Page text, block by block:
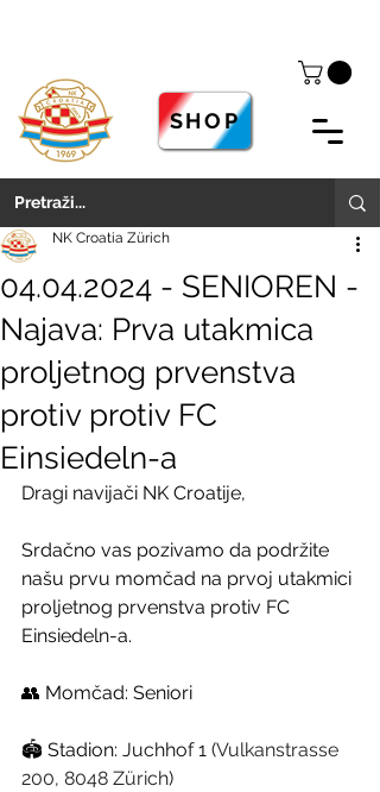
SHOP
04.04.2024 - SENIOREN -
Najava: Prva utakmica
proljetnog prvenstva
protiv protiv FC
Einsiedeln-a
NK Croatia Zürich
Dragi navijači NK Croatije,
Srdačno vas pozivamo da podržite
našu prvu momčad na prvoj utakmici
proljetnog prvenstva protiv FC
Einsiedeln-a.
👥 Momčad: Seniori
🏟 Stadion: Juchhof 1 (Vulkanstrasse
200, 8048 Zürich)